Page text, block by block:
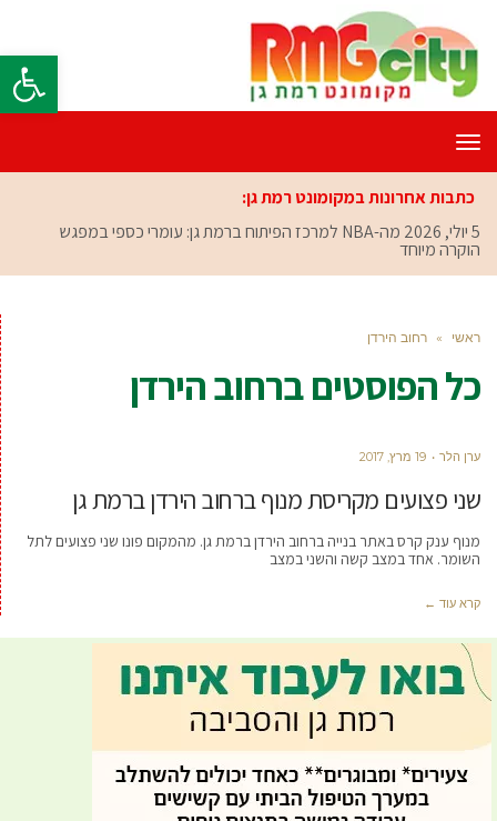
פתח
תפריט
כתבות אחרונות במקומונט רמת גן:
5 יולי, 2026
מה-NBA למרכז הפיתוח ברמת גן: עומרי כספי במפגש
הוקרה מיוחד
ראשי » רחוב הירדן
כל הפוסטים ברחוב הירדן
ערן הלר 19 מרץ, 2017
שני פצועים מקריסת מנוף ברחוב הירדן ברמת גן
מנוף ענק קרס באתר בנייה ברחוב הירדן ברמת גן. מהמקום פונו שני פצועים לתל
השומר. אחד במצב קשה והשני במצב
קרא עוד ←